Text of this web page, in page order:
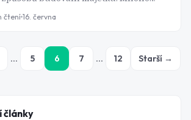
fondu investuje pod vidinou
Ty ale stojí na výnosu z jedné
čtení16. června
… 5 6 7 … 12 Starší →
články